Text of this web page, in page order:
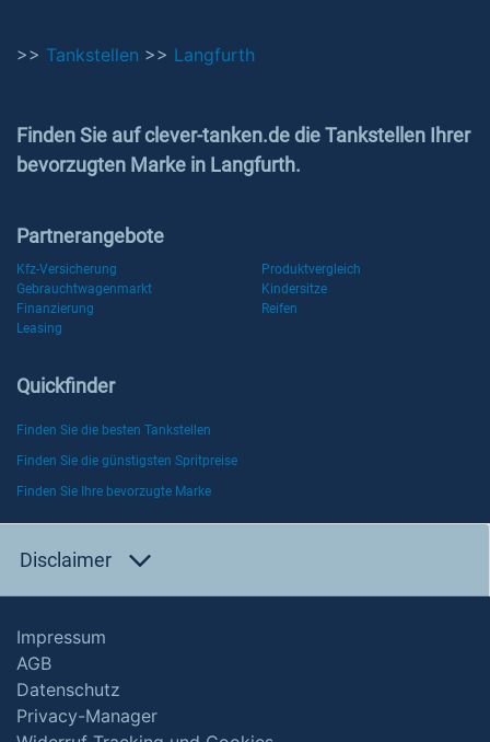
>> Tankstellen >> Langfurth
Finden Sie auf clever-tanken.de die Tankstellen Ihrer
bevorzugten Marke in Langfurth.
Partnerangebote
Kfz-Versicherung
Produktvergleich
Gebrauchtwagenmarkt
Kindersitze
Finanzierung
Reifen
Leasing
Quickfinder
Finden Sie die besten Tankstellen
Finden Sie die günstigsten Spritpreise
Finden Sie Ihre bevorzugte Marke
Disclaimer
Impressum
AGB
Datenschutz
Privacy-Manager